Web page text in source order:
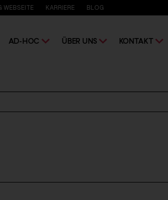
WEBSEITE KARRIERE BLOG
AD-HOC ÜBER UNS KONTAKT